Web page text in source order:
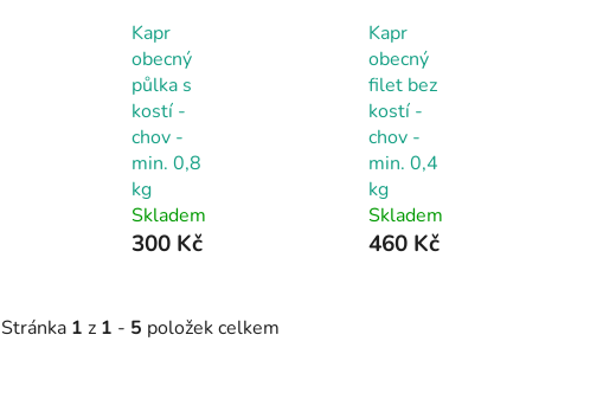
Kapr
obecný
půlka s
kostí -
chov -
min. 0,8
kg
Skladem
300 Kč
Kapr
obecný
filet bez
kostí -
chov -
min. 0,4
kg
Skladem
460 Kč
Stránka 1 z 1 - 5 položek celkem